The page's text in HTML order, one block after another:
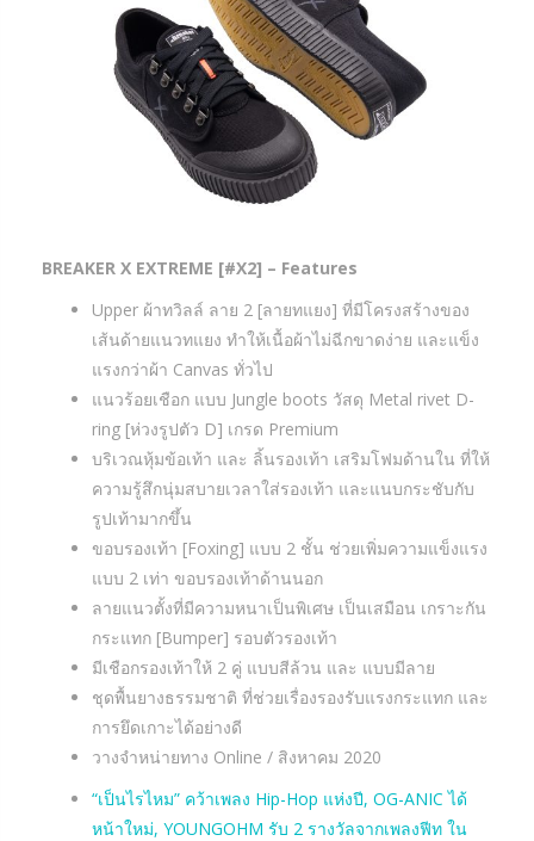
BREAKER X EXTREME [#X2] – Features
Upper ผ้าทวิลล์ ลาย 2 [ลายทแยง] ที่มีโครงสร้างของ
เส้นด้ายแนวทแยง ทำให้เนื้อผ้าไม่ฉีกขาดง่าย และแข็ง
แรงกว่าผ้า Canvas ทั่วไป
แนวร้อยเชือก แบบ Jungle boots วัสดุ Metal rivet D-
ring [ห่วงรูปตัว D] เกรด Premium
บริเวณหุ้มข้อเท้า และ ลิ้นรองเท้า เสริมโฟมด้านใน ที่ให้
ความรู้สึกนุ่มสบายเวลาใส่รองเท้า และแนบกระชับกับ
รูปเท้ามากขึ้น
ขอบรองเท้า [Foxing] แบบ 2 ชั้น ช่วยเพิ่มความแข็งแรง
แบบ 2 เท่า ขอบรองเท้าด้านนอก
ลายแนวตั้งที่มีความหนาเป็นพิเศษ เป็นเสมือน เกราะกัน
กระแทก [Bumper] รอบตัวรองเท้า
มีเชือกรองเท้าให้ 2 คู่ แบบสีล้วน และ แบบมีลาย
ชุดพื้นยางธรรมชาติ ที่ช่วยเรื่องรองรับแรงกระแทก และ
การยึดเกาะได้อย่างดี
วางจำหน่ายทาง Online / สิงหาคม 2020
“เป็นไรไหม” คว้าเพลง Hip-Hop แห่งปี, OG-ANIC ได้
หน้าใหม่, YOUNGOHM รับ 2 รางวัลจากเพลงฟีท ใน